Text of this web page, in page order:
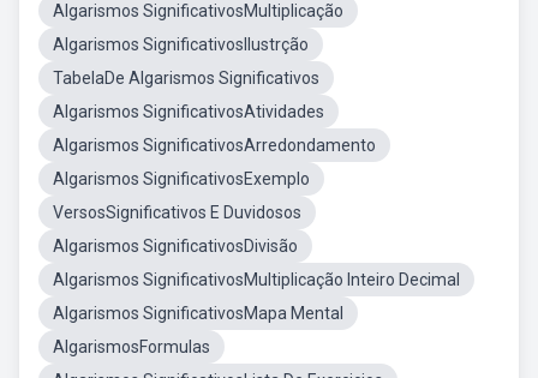
Algarismos SignificativosMultiplicação
Algarismos SignificativosIlustrção
TabelaDe Algarismos Significativos
Algarismos SignificativosAtividades
Algarismos SignificativosArredondamento
Algarismos SignificativosExemplo
VersosSignificativos E Duvidosos
Algarismos SignificativosDivisão
Algarismos SignificativosMultiplicação Inteiro Decimal
Algarismos SignificativosMapa Mental
AlgarismosFormulas